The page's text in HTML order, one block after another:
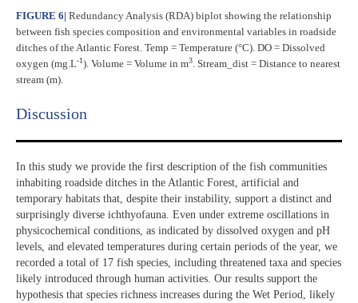
FIGURE 6| Redundancy Analysis (RDA) biplot showing the relationship
between fish species composition and environmental variables in roadside
ditches of the Atlantic Forest. Temp = Temperature (°C). DO = Dissolved
oxygen (mg.L-1). Volume = Volume in m3 . Stream_dist = Distance to nearest
stream (m).
Discussion​
In this study we provide the first description of the fish communities
inhabiting roadside ditches in the Atlantic Forest, artificial and
temporary habitats that, despite their instability, support a distinct and
surprisingly diverse ichthyofauna. Even under extreme oscillations in
physicochemical conditions, as indicated by dissolved oxygen and pH
levels, and elevated temperatures during certain periods of the year, we
recorded a total of 17 fish species, including threatened taxa and species
likely introduced through human activities. Our results support the
hypothesis that species richness increases during the Wet Period, likely